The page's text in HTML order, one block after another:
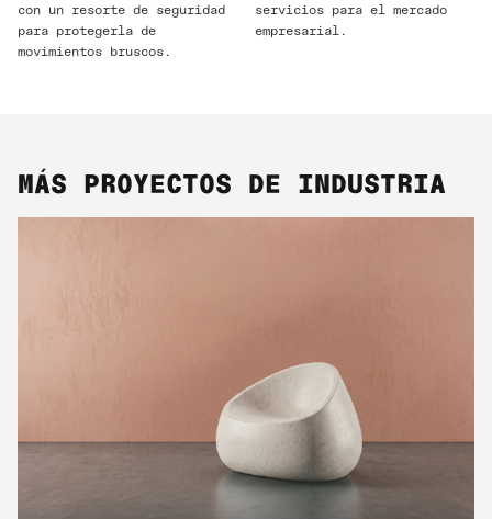
con un resorte de seguridad
para protegerla de
movimientos bruscos.
servicios para el mercado
empresarial.
MÁS PROYECTOS DE INDUSTRIA